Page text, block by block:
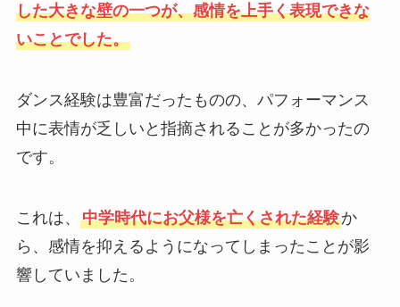
した大きな壁の一つが、感情を上手く表現できな
いことでした。
ダンス経験は豊富だったものの、パフォーマンス
中に表情が乏しいと指摘されることが多かったの
です。
これは、 中学時代にお父様を亡くされた経験か
ら、感情を抑えるようになってしまったことが影
響していました。